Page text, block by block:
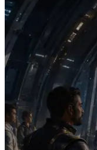
2026.07.04
ERPC x402
yayınladı —
duydukları
yaptığı dönem